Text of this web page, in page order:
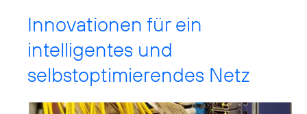
Innovationen für ein
intelligentes und
selbstoptimierendes Netz